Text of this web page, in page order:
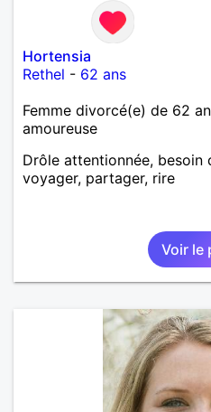
Hortensia
Rethel - 62 ans
Femme divorcé(e) de 62
amoureuse
Drôle attentionnée, besoin
voyager, partager, rire
Voir le